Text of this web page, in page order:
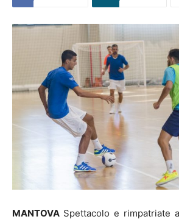
MANTOVA Spettacolo e rimpatriate